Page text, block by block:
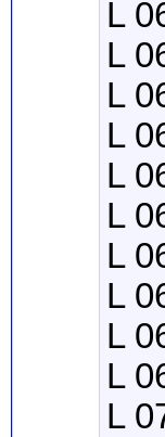
L
L
L
L
L
L
L
L
L
L
L